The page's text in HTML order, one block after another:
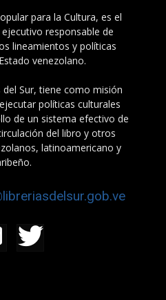
para la Cultura, es el
responsable de
lineamientos y políticas
venezolano.
del Sur, tiene como misión
políticas culturales
de un sistema efectivo de
del libro y otros
latinoamericano y